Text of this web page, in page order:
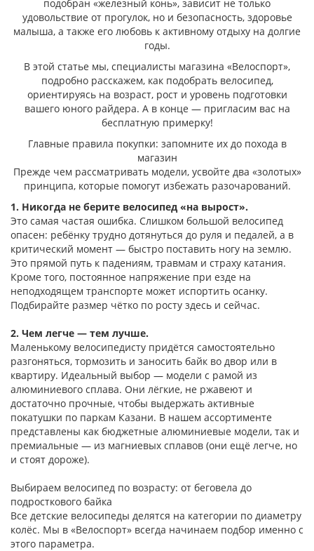
подобран «железный конь», зависит не только
удовольствие от прогулок, но и безопасность, здоровье
малыша, а также его любовь к активному отдыху на долгие
годы.
В этой статье мы, специалисты магазина «Велоспорт»,
подробно расскажем, как подобрать велосипед,
ориентируясь на возраст, рост и уровень подготовки
вашего юного райдера. А в конце — пригласим вас на
бесплатную примерку!
Главные правила покупки: запомните их до похода в
магазин
Прежде чем рассматривать модели, усвойте два «золотых»
принципа, которые помогут избежать разочарований.
1. Никогда не берите велосипед «на вырост».
Это самая частая ошибка. Слишком большой велосипед
опасен: ребёнку трудно дотянуться до руля и педалей, а в
критический момент — быстро поставить ногу на землю.
Это прямой путь к падениям, травмам и страху катания.
Кроме того, постоянное напряжение при езде на
неподходящем транспорте может испортить осанку.
Подбирайте размер чётко по росту здесь и сейчас.
2. Чем легче — тем лучше.
Маленькому велосипедисту придётся самостоятельно
разгоняться, тормозить и заносить байк во двор или в
квартиру. Идеальный выбор — модели с рамой из
алюминиевого сплава. Они лёгкие, не ржавеют и
достаточно прочные, чтобы выдержать активные
покатушки по паркам Казани. В нашем ассортименте
представлены как бюджетные алюминиевые модели, так и
премиальные — из магниевых сплавов (они ещё легче, но
и стоят дороже).
Выбираем велосипед по возрасту: от беговела до
подросткового байка
Все детские велосипеды делятся на категории по диаметру
колёс. Мы в «Велоспорт» всегда начинаем подбор именно с
этого параметра.